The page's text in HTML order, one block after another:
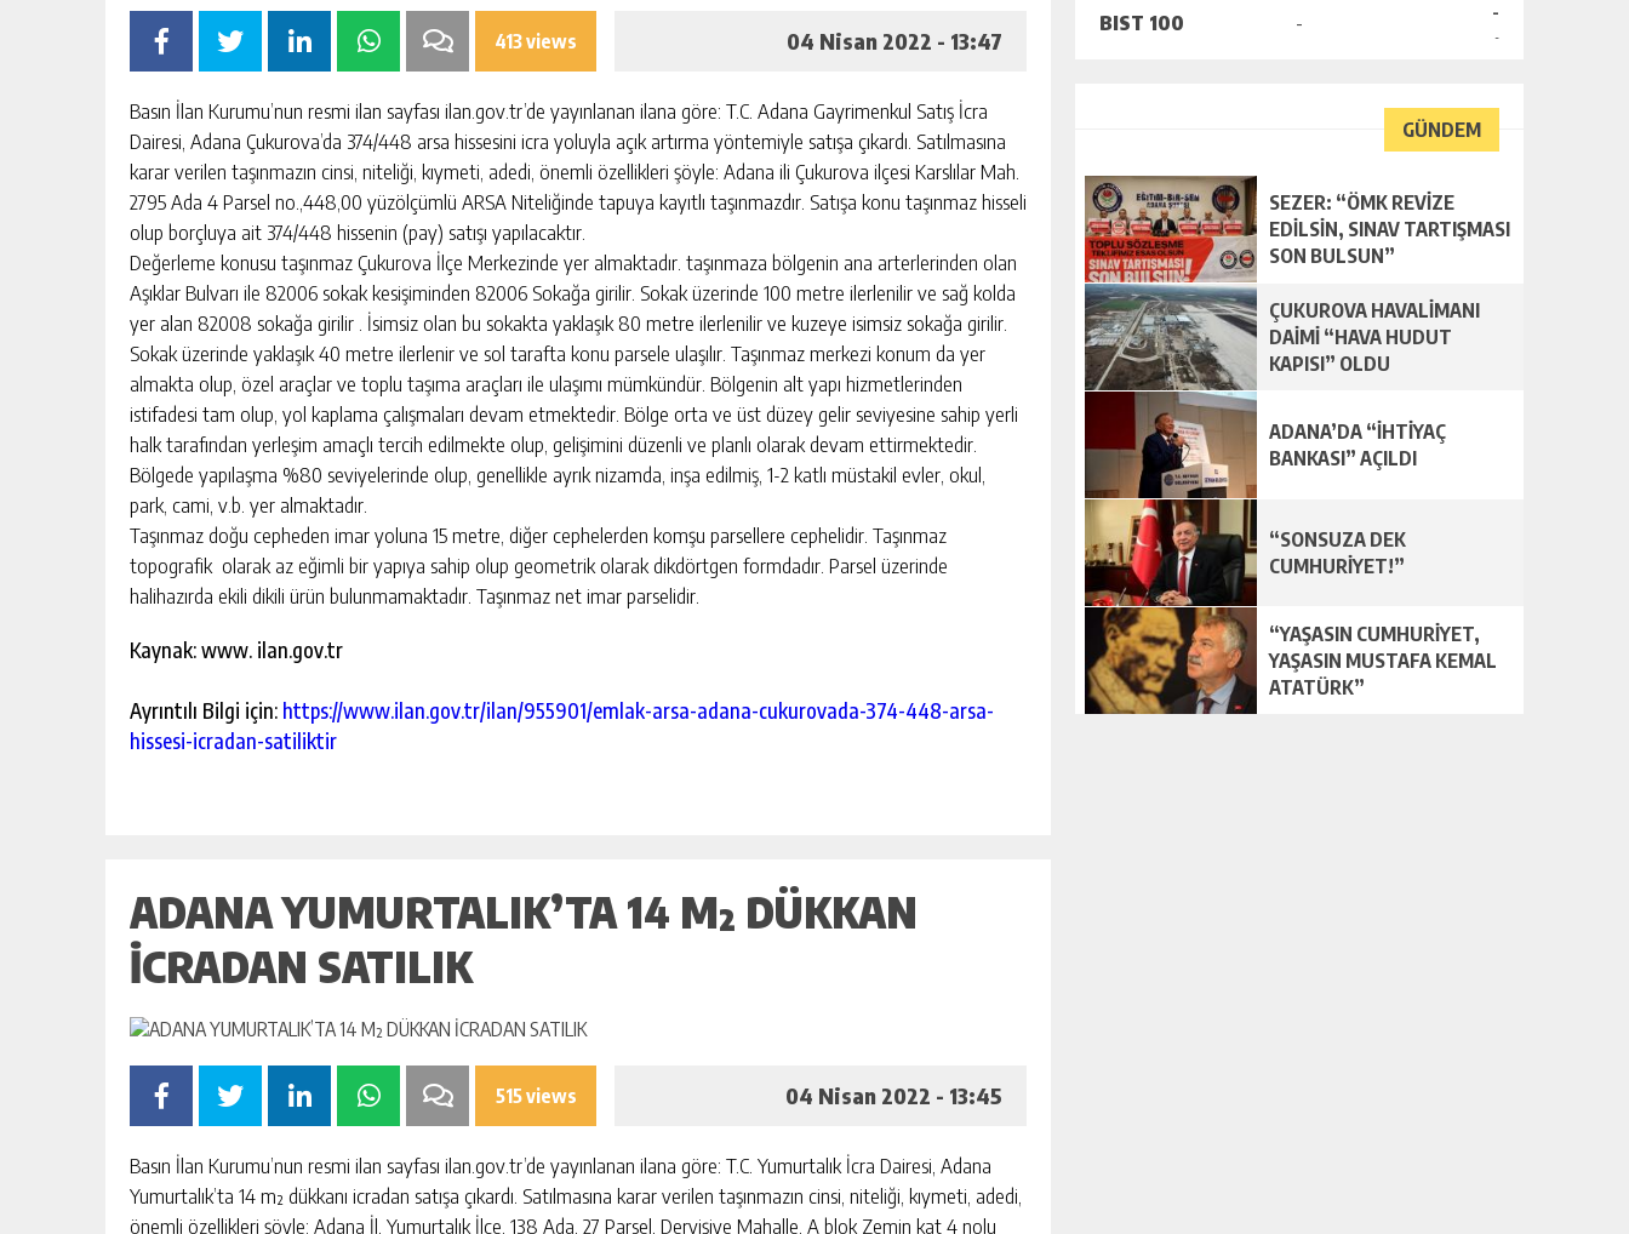
413 views 04 Nisan 2022 - 13:47
Basın İlan Kurumu’nun resmi ilan sayfası ilan.gov.tr’de yayınlanan ilana göre: T.C. Adana Gayrimenkul Satış İcra
Dairesi, Adana Çukurova’da 374/448 arsa hissesini icra yoluyla açık artırma yöntemiyle satışa çıkardı. Satılmasına
karar verilen taşınmazın cinsi, niteliği, kıymeti, adedi, önemli özellikleri şöyle: Adana ili Çukurova ilçesi Karslılar Mah.
2795 Ada 4 Parsel no.,448,00 yüzölçümlü ARSA Niteliğinde tapuya kayıtlı taşınmazdır. Satışa konu taşınmaz hisseli
olup borçluya ait 374/448 hissenin (pay) satışı yapılacaktır.
Değerleme konusu taşınmaz Çukurova İlçe Merkezinde yer almaktadır. taşınmaza bölgenin ana arterlerinden olan
Aşıklar Bulvarı ile 82006 sokak kesişiminden 82006 Sokağa girilir. Sokak üzerinde 100 metre ilerlenilir ve sağ kolda
yer alan 82008 sokağa girilir . İsimsiz olan bu sokakta yaklaşık 80 metre ilerlenilir ve kuzeye isimsiz sokağa girilir.
Sokak üzerinde yaklaşık 40 metre ilerlenir ve sol tarafta konu parsele ulaşılır. Taşınmaz merkezi konum da yer
almakta olup, özel araçlar ve toplu taşıma araçları ile ulaşımı mümkündür. Bölgenin alt yapı hizmetlerinden
istifadesi tam olup, yol kaplama çalışmaları devam etmektedir. Bölge orta ve üst düzey gelir seviyesine sahip yerli
halk tarafından yerleşim amaçlı tercih edilmekte olup, gelişimini düzenli ve planlı olarak devam ettirmektedir.
Bölgede yapılaşma %80 seviyelerinde olup, genellikle ayrık nizamda, inşa edilmiş, 1-2 katlı müstakil evler, okul,
park, cami, v.b. yer almaktadır.
Taşınmaz doğu cepheden imar yoluna 15 metre, diğer cephelerden komşu parsellere cephelidir. Taşınmaz
topografik olarak az eğimli bir yapıya sahip olup geometrik olarak dikdörtgen formdadır. Parsel üzerinde
halihazırda ekili dikili ürün bulunmamaktadır. Taşınmaz net imar parselidir.
Kaynak: www. ilan.gov.tr
Ayrıntılı Bilgi için: https://www.ilan.gov.tr/ilan/955901/emlak-arsa-adana-cukurovada-374-448-arsa-
hissesi-icradan-satiliktir
ADANA YUMURTALIK’TA 14 M² DÜKKAN
İCRADAN SATILIK
515 views 04 Nisan 2022 - 13:45
Basın İlan Kurumu’nun resmi ilan sayfası ilan.gov.tr’de yayınlanan ilana göre: T.C. Yumurtalık İcra Dairesi, Adana
Yumurtalık’ta 14 m² dükkanı icradan satışa çıkardı. Satılmasına karar verilen taşınmazın cinsi, niteliği, kıymeti, adedi,
önemli özellikleri şöyle: Adana İl, Yumurtalık İlçe, 138 Ada, 27 Parsel, Dervişiye Mahalle, A blok Zemin kat 4 nolu
BIST 100 - -
-
GÜNDEM
SEZER: “ÖMK REVİZE
EDİLSİN, SINAV TARTIŞMASI
SON BULSUN”
ÇUKUROVA HAVALİMANI
DAİMİ “HAVA HUDUT
KAPISI” OLDU
ADANA’DA “İHTİYAÇ
BANKASI” AÇILDI
“SONSUZA DEK
CUMHURİYET!”
“YAŞASIN CUMHURİYET,
YAŞASIN MUSTAFA KEMAL
ATATÜRK”